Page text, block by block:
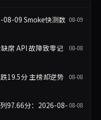
09 Smoke快测数 08-09
席 API 故障致零记
08-08
19.5分 主榜却逆势
08-08
97.66分：2026-08- 08-08